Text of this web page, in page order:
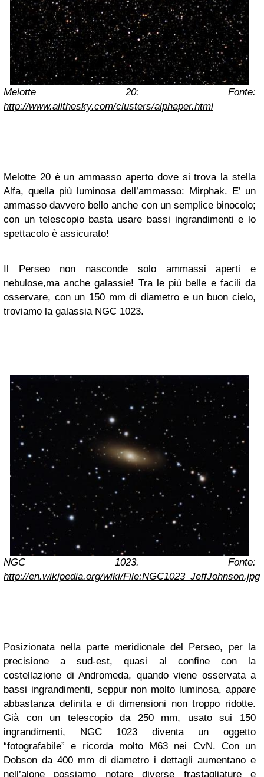
Melotte 20: Fonte:
http://www.allthesky.com/clusters/alphaper.html
Melotte 20 è un ammasso aperto dove si trova la stella
Alfa, quella più luminosa dell’ammasso: Mirphak. E’ un
ammasso davvero bello anche con un semplice binocolo;
con un telescopio basta usare bassi ingrandimenti e lo
spettacolo è assicurato!
Il Perseo non nasconde solo ammassi aperti e
nebulose,ma anche galassie! Tra le più belle e facili da
osservare, con un 150 mm di diametro e un buon cielo,
troviamo la galassia NGC 1023.
NGC 1023. Fonte:
http://en.wikipedia.org/wiki/File:NGC1023_JeffJohnson.jpg
Posizionata nella parte meridionale del Perseo, per la
precisione a sud-est, quasi al confine con la
costellazione di Andromeda, quando viene osservata a
bassi ingrandimenti, seppur non molto luminosa, appare
abbastanza definita e di dimensioni non troppo ridotte.
Già con un telescopio da 250 mm, usato sui 150
ingrandimenti, NGC 1023 diventa un oggetto
“fotografabile” e ricorda molto M63 nei CvN. Con un
Dobson da 400 mm di diametro i dettagli aumentano e
nell’alone possiamo notare diverse frastagliature e